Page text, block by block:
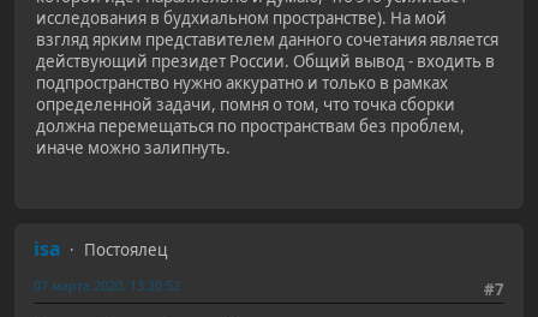
исследования в будхиальном пространстве). На мой
взгляд ярким представителем данного сочетания является
действующий президет России. Общий вывод - входить в
подпространство нужно аккуратно и только в рамках
определенной задачи, помня о том, что точка сборки
должна перемещаться по пространствам без проблем,
иначе можно залипнуть.
isa
Постоялец
#7
07 марта 2020, 13:20:52